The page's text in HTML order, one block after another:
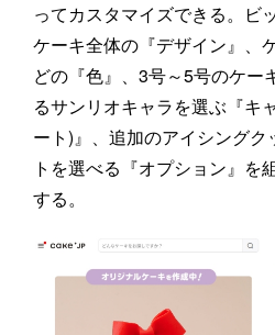
ってカスタマイズできる。ビ
ケーキ全体の『デザイン』、
どの『色』、3号～5号のケー
るサンリオキャラを選ぶ『キ
ート)』、追加のアイシング
トを選べる『オプション』を
する。